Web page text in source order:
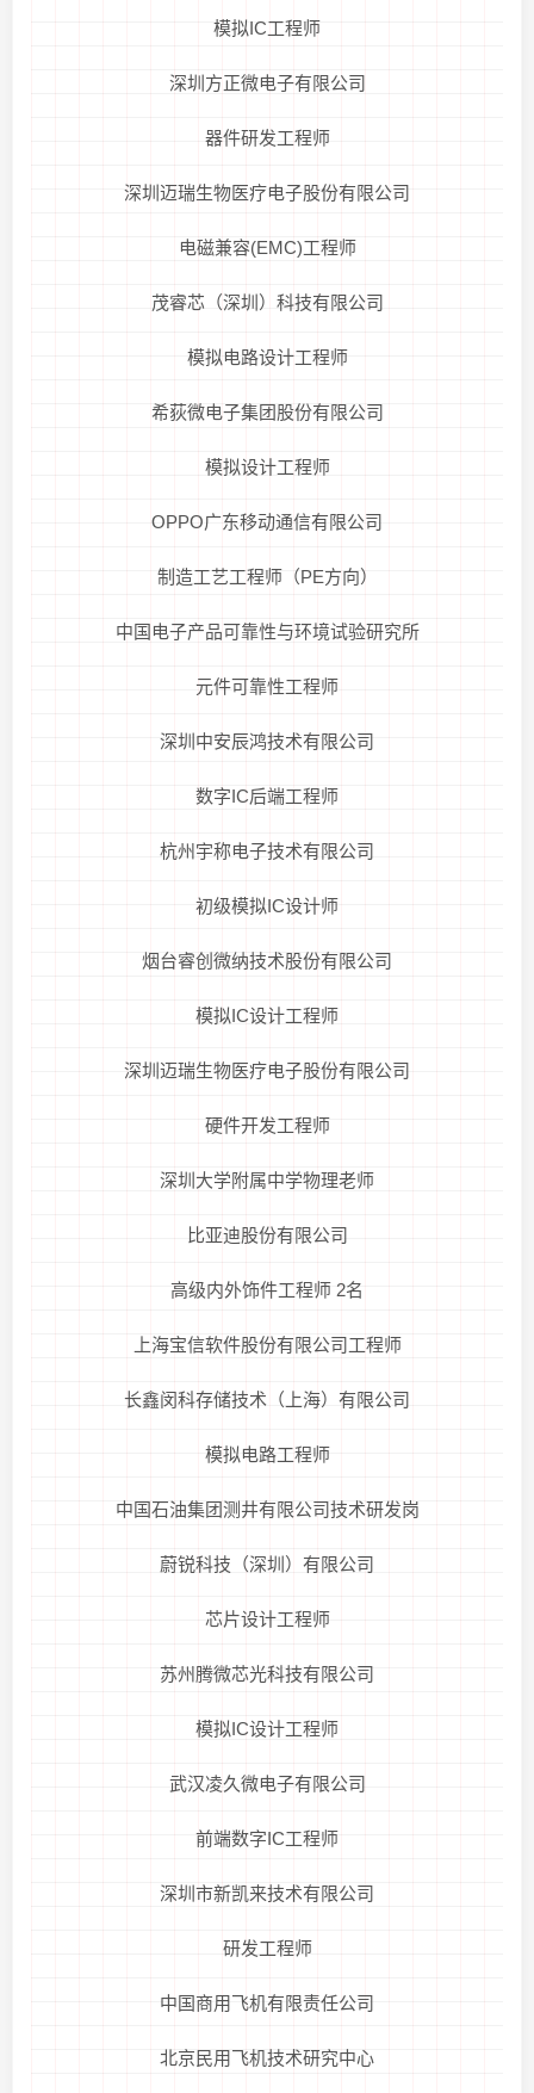
模拟IC工程师
深圳方正微电子有限公司
器件研发工程师
深圳迈瑞生物医疗电子股份有限公司
电磁兼容(EMC)工程师
茂睿芯（深圳）科技有限公司
模拟电路设计工程师
希荻微电子集团股份有限公司
模拟设计工程师
OPPO广东移动通信有限公司
制造工艺工程师（PE方向）
中国电子产品可靠性与环境试验研究所
元件可靠性工程师
深圳中安辰鸿技术有限公司
数字IC后端工程师
杭州宇称电子技术有限公司
初级模拟IC设计师
烟台睿创微纳技术股份有限公司
模拟IC设计工程师
深圳迈瑞生物医疗电子股份有限公司
硬件开发工程师
深圳大学附属中学物理老师
比亚迪股份有限公司
高级内外饰件工程师 2名
上海宝信软件股份有限公司工程师
长鑫闵科存储技术（上海）有限公司
模拟电路工程师
中国石油集团测井有限公司技术研发岗
蔚锐科技（深圳）有限公司
芯片设计工程师
苏州腾微芯光科技有限公司
模拟IC设计工程师
武汉凌久微电子有限公司
前端数字IC工程师
深圳市新凯来技术有限公司
研发工程师
中国商用飞机有限责任公司
北京民用飞机技术研究中心